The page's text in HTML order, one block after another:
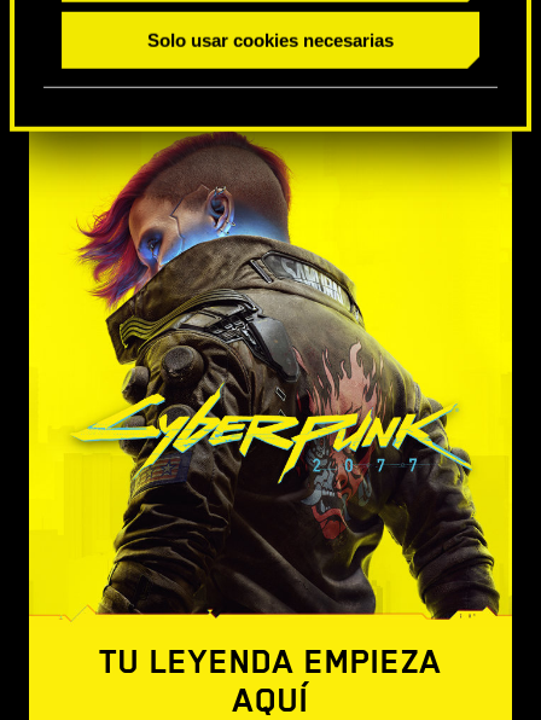
Solo usar cookies necesarias
TU LEYENDA EMPIEZA
AQUÍ